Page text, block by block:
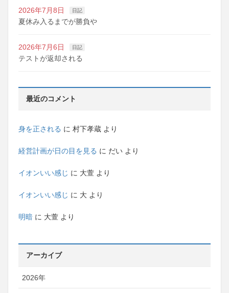
2026年7月8日 日記
夏休み入るまでが勝負や
2026年7月6日 日記
テストが返却される
最近のコメント
身を正される に 村下孝蔵 より
経営計画が日の目を見る に だい より
イオンいい感じ に 大萱 より
イオンいい感じ に 大 より
明暗 に 大萱 より
アーカイブ
2026年